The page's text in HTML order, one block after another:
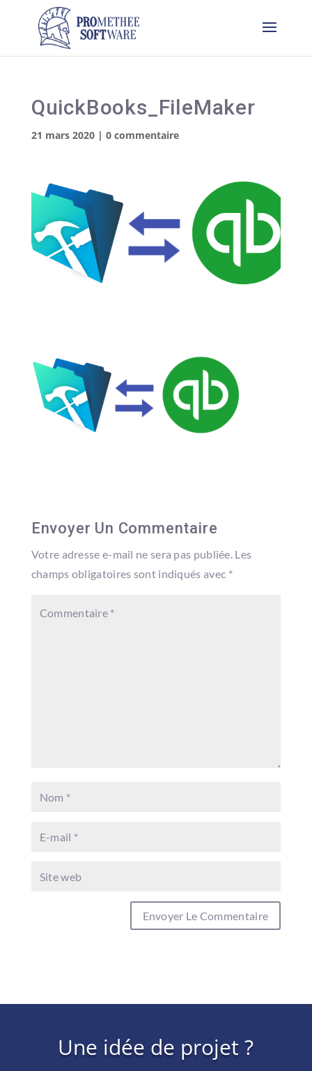
QuickBooks_FileMaker
21 mars 2020| 0 commentaire
Envoyer Un Commentaire
Votre adresse e-mail ne sera pas publiée. Les
champs obligatoires sont indiqués avec *
Une idée de projet ?